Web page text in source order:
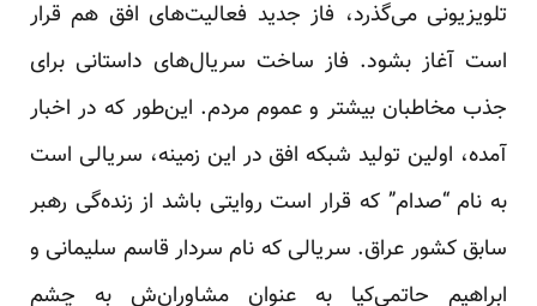
تلویزیونی می‌گذرد، فاز جدید فعالیت‌های افق هم قرار
است آغاز بشود. فاز ساخت سریال‌های داستانی برای
جذب مخاطبان بیشتر و عموم مردم. این‌طور که در اخبار
آمده، اولین تولید شبکه افق در این زمینه، سریالی است
به نام “صدام” که قرار است روایتی باشد از زنده‌گی رهبر
سابق کشور عراق. سریالی که نام سردار قاسم سلیمانی و
ابراهیم حاتمی‌کیا به عنوان مشاوران‌ش به چشم